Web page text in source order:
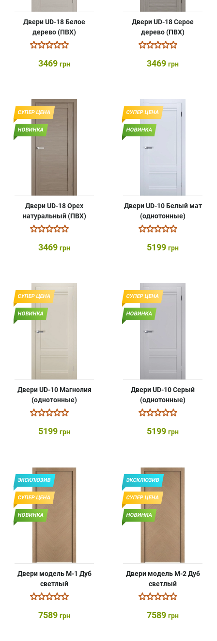
Двери UD-18 Белое
дерево (ПВХ)
3469 грн
Двери UD-18 Серое
дерево (ПВХ)
3469 грн
СУПЕР ЦЕНА
НОВИНКА
Двери UD-18 Орех
натуральный (ПВХ)
3469 грн
СУПЕР ЦЕНА
НОВИНКА
Двери UD-10 Белый мат
(однотонные)
5199 грн
СУПЕР ЦЕНА
НОВИНКА
Двери UD-10 Магнолия
(однотонные)
5199 грн
СУПЕР ЦЕНА
НОВИНКА
Двери UD-10 Серый
(однотонные)
5199 грн
ЭКСКЛЮЗИВ
СУПЕР ЦЕНА
НОВИНКА
Двери модель М-1 Дуб
светлый
7589 грн
ЭКСКЛЮЗИВ
СУПЕР ЦЕНА
НОВИНКА
Двери модель М-2 Дуб
светлый
7589 грн